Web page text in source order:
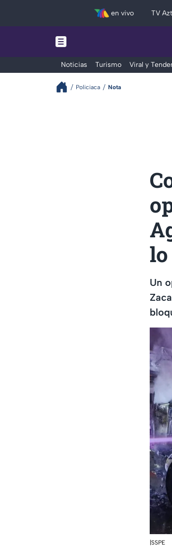
en vivo TV
Noticias Turismo Viral y
Policiaca Nota
lo
Un
|SSPE